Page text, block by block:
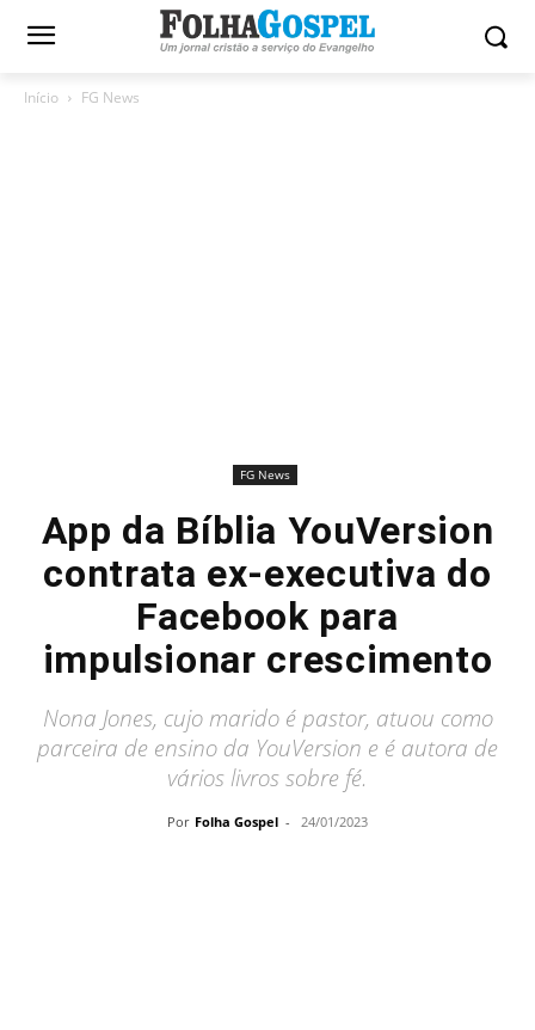
Início FG News
FG News
App da Bíblia YouVersion
contrata ex-executiva do
Facebook para
impulsionar crescimento
Nona Jones, cujo marido é pastor, atuou como
parceira de ensino da YouVersion e é autora de
vários livros sobre fé.
Por Folha Gospel - 24/01/2023